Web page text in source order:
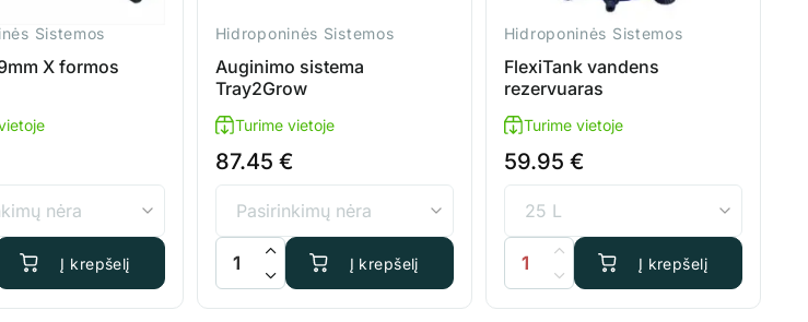
Sistemos
X formos
AutoPot 9mm X formos jungtis
Į krepšelį
Hidroponinės Sistemos
Auginimo sistema
Tray2Grow
Turime vietoje
87.45 €
produkto kiekis: Auginimo sistema Tray2Grow
Į krepšelį
Hidroponinės Sistemos
FlexiTank vandens
rezervuaras
Turime vietoje
59.95 €
produkto kiekis: FlexiTank vandens
Į krepšelį